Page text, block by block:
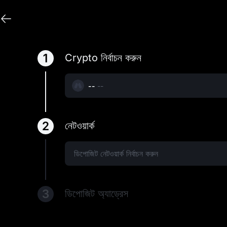
এই
ঘণ্টায়
1 Crypto নির্বাচন করুন
-- --
2 নেটওয়ার্ক
ডিপোজিট নেটওয়ার্ক নির্বাচন করুন
3 ডিপোজিট অ্যাড্রেস